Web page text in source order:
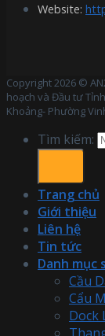
Website:
Copyright 2026 ©
hoạch và Đầu tư
Khoảng- Phường
Tìm kiếm:
Trang chủ
Giới thiệu
Liên hệ
Tin tức
Danh mục
Cầu
Cẩu
Dock